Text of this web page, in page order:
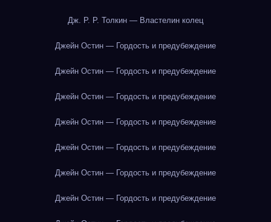
Дж. Р. Р. Толкин — Властелин колец
Джейн Остин — Гордость и предубеждение
Джейн Остин — Гордость и предубеждение
Джейн Остин — Гордость и предубеждение
Джейн Остин — Гордость и предубеждение
Джейн Остин — Гордость и предубеждение
Джейн Остин — Гордость и предубеждение
Джейн Остин — Гордость и предубеждение